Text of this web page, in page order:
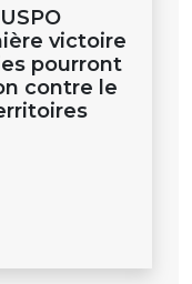
victoire
pourront
contre le